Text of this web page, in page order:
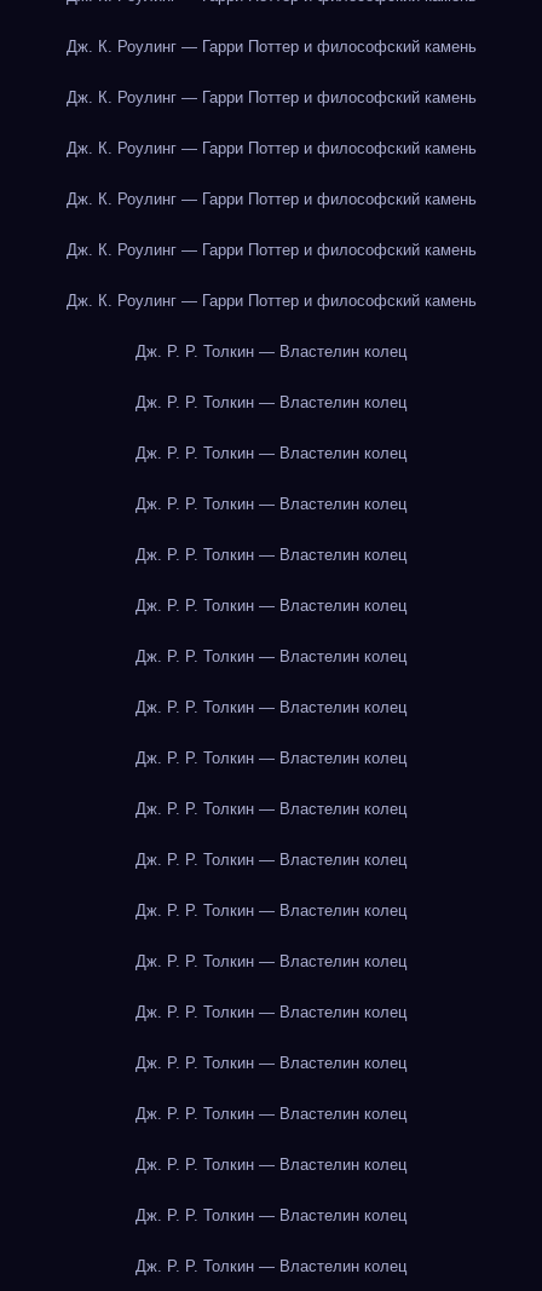
Дж. К. Роулинг — Гарри Поттер и философский камень
Дж. К. Роулинг — Гарри Поттер и философский камень
Дж. К. Роулинг — Гарри Поттер и философский камень
Дж. К. Роулинг — Гарри Поттер и философский камень
Дж. К. Роулинг — Гарри Поттер и философский камень
Дж. К. Роулинг — Гарри Поттер и философский камень
Дж. Р. Р. Толкин — Властелин колец
Дж. Р. Р. Толкин — Властелин колец
Дж. Р. Р. Толкин — Властелин колец
Дж. Р. Р. Толкин — Властелин колец
Дж. Р. Р. Толкин — Властелин колец
Дж. Р. Р. Толкин — Властелин колец
Дж. Р. Р. Толкин — Властелин колец
Дж. Р. Р. Толкин — Властелин колец
Дж. Р. Р. Толкин — Властелин колец
Дж. Р. Р. Толкин — Властелин колец
Дж. Р. Р. Толкин — Властелин колец
Дж. Р. Р. Толкин — Властелин колец
Дж. Р. Р. Толкин — Властелин колец
Дж. Р. Р. Толкин — Властелин колец
Дж. Р. Р. Толкин — Властелин колец
Дж. Р. Р. Толкин — Властелин колец
Дж. Р. Р. Толкин — Властелин колец
Дж. Р. Р. Толкин — Властелин колец
Дж. Р. Р. Толкин — Властелин колец